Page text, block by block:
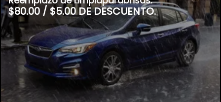
$80.00 / $5.00 DE DESCUENTO.